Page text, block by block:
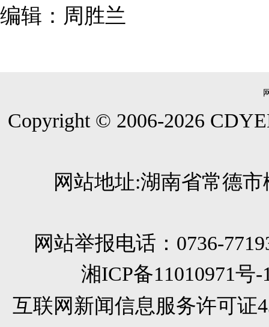
编辑：周胜兰
Copyright © 2006-2026
网站地址:湖南省常德
网站举报电话：0736-
湘ICP备11010971
互联网新闻信息服务许可证